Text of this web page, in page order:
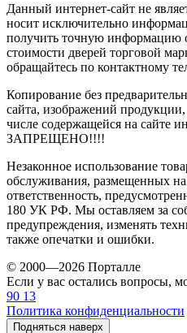
Данный интернет-сайт не
носит исключительно
получить точную информацию
стоимости дверей торговой
обращайтесь по контактному
Копирование без
сайта, изображений
числе содержащейся на сайте
ЗАПРЕЩЕНО!!!!
Незаконное использование
обслуживания, размещенных на
ответственность,
180 УК РФ. Мы оставляем за
предупреждения, изменять
также опечатки и ошибки.
© 2000—2026 Порталле
Если у вас остались вопросы,
90 13
Политика конфиденциальности
Подняться наверх